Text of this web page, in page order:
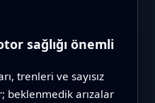
sağlığı önemli
trenleri ve sayısız
beklenmedik arızalar